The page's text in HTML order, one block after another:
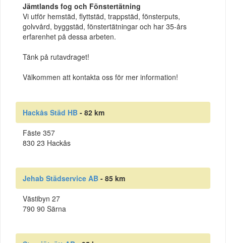
Jämtlands fog och Fönstertätning
Vi utför hemstäd, flyttstäd, trappstäd, fönsterputs,
golvvård, byggstäd, fönstertätningar och har 35-års
erfarenhet på dessa arbeten.
Tänk på rutavdraget!
Välkommen att kontakta oss för mer information!
Hackås Städ HB - 82 km
Fäste 357
830 23 Hackås
Jehab Städservice AB - 85 km
Västibyn 27
790 90 Särna